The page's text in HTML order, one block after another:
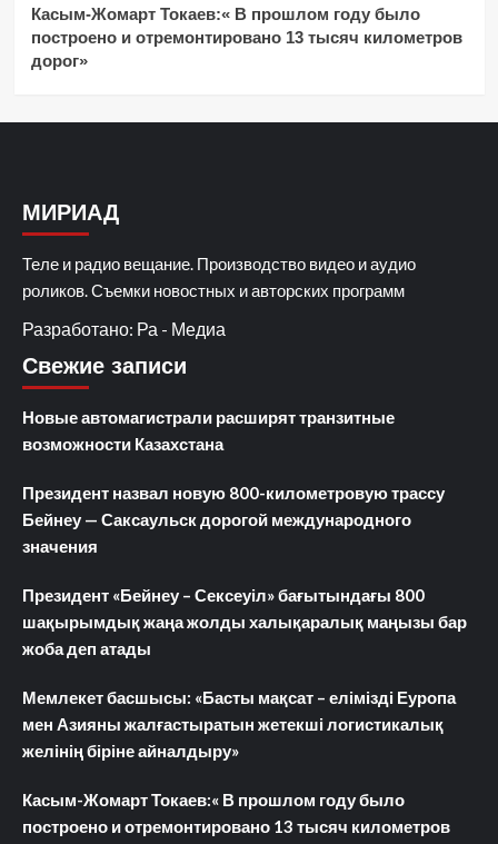
Касым-Жомарт Токаев:« В прошлом году было
построено и отремонтировано 13 тысяч километров
дорог»
МИРИАД
Теле и радио вещание. Производство видео и аудио
роликов. Съемки новостных и авторских программ
Разработано: Ра - Медиа
Свежие записи
Новые автомагистрали расширят транзитные
возможности Казахстана
Президент назвал новую 800-километровую трассу
Бейнеу — Саксаульск дорогой международного
значения
Президент «Бейнеу – Сексеуіл» бағытындағы 800
шақырымдық жаңа жолды халықаралық маңызы бар
жоба деп атады
Мемлекет басшысы: «Басты мақсат – елімізді Еуропа
мен Азияны жалғастыратын жетекші логистикалық
желінің біріне айналдыру»
Касым-Жомарт Токаев:« В прошлом году было
построено и отремонтировано 13 тысяч километров